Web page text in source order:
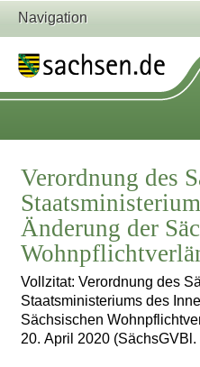
Navigation
Verordnung des
Änderung der
Vollzitat: Verordnung des
Staatsministeriums des
Sächsischen
20. April 2020 (SächsGVBl.